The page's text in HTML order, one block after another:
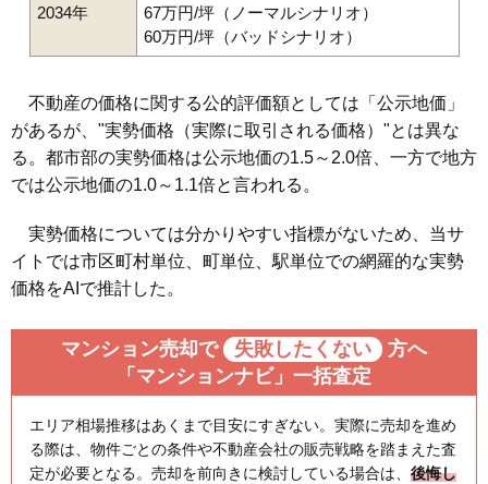
2034年
67万円/坪（ノーマルシナリオ）
60万円/坪（バッドシナリオ）
不動産の価格に関する公的評価額としては「公示地価」
があるが、"実勢価格（実際に取引される価格）"とは異な
る。都市部の実勢価格は公示地価の1.5～2.0倍、一方で地方
では公示地価の1.0～1.1倍と言われる。
実勢価格については分かりやすい指標がないため、当サ
イトでは市区町村単位、町単位、駅単位での網羅的な実勢
価格をAIで推計した。
マンション売却で 失敗したくない
方へ
「マンションナビ」一括査定
エリア相場推移はあくまで目安にすぎない。実際に売却を進め
る際は、物件ごとの条件や不動産会社の販売戦略を踏まえた査
定が必要となる。売却を前向きに検討している場合は、 後悔し